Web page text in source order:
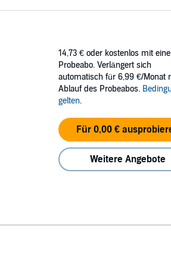
14,73 € oder kostenlos mit
Probeabo. Verlängert sich
automatisch für 6,99 €/Monat
Ablauf des Probeabos.
gelten.
Für 0,00 €
Weitere Angebote